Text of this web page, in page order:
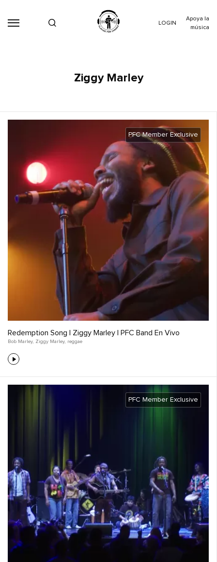
LOGIN
Apoya la
música
Ziggy Marley
PFC Member Exclusive
Redemption Song | Ziggy Marley | PFC Band En Vivo
Bob Marley, Ziggy Marley, reggae
PFC Member Exclusive